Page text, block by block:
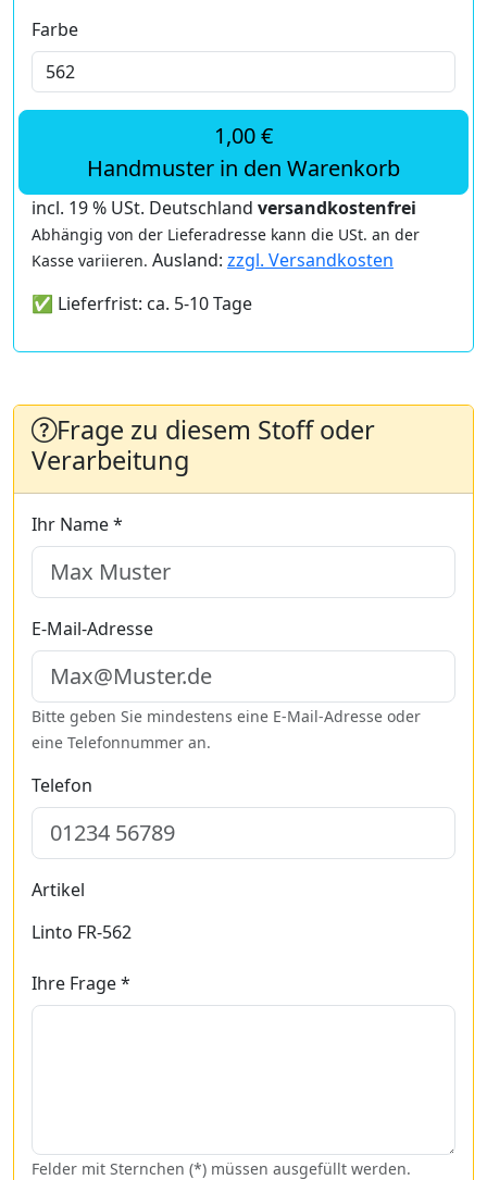
Farbe
1,00 €
Handmuster in den Warenkorb
incl. 19 % USt. Deutschland versandkostenfrei
Abhängig von der Lieferadresse kann die USt. an der
Kasse variieren. Ausland: zzgl. Versandkosten
✅ Lieferfrist: ca. 5-10 Tage
Frage zu diesem Stoff oder
Verarbeitung
Ihr Name *
E-Mail-Adresse
Bitte geben Sie mindestens eine E-Mail-Adresse oder
eine Telefonnummer an.
Telefon
Artikel
Linto FR-562
Ihre Frage *
Felder mit Sternchen (*) müssen ausgefüllt werden.